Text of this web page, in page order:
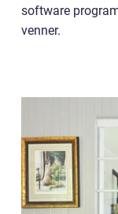
software
venner.